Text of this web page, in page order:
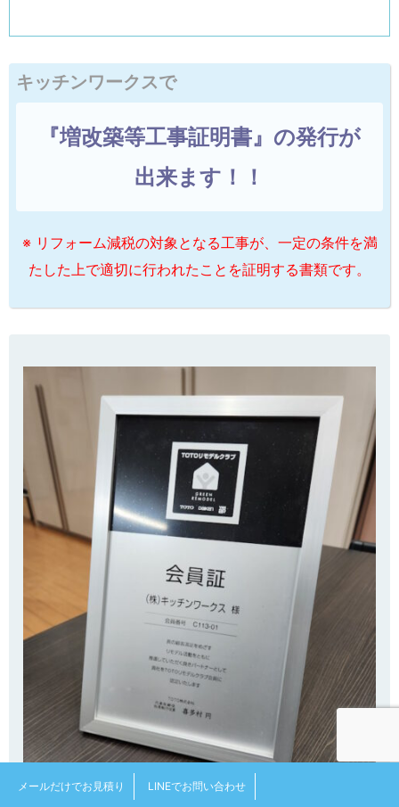
キッチンワークスで
『増改築等工事証明書』の発行が
出来ます！！
※ リフォーム減税の対象となる工事が、一定の条件を満
たした上で適切に行われたことを証明する書類です。
メールだけでお見積り LINEでお問い合わせ